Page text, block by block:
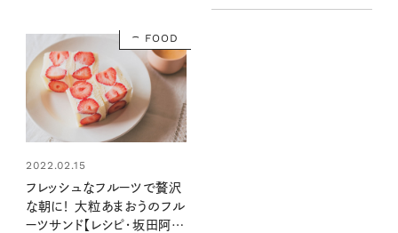
FOOD
2022.02.15
フレッシュなフルーツで贅沢
な朝に！ 大粒あまおうのフル
ーツサンド【レシピ・坂田阿希